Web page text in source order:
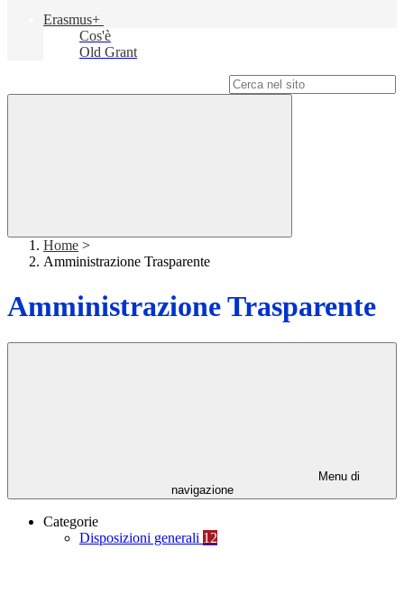
Erasmus+
Cos'è
Old Grant
Home >
Amministrazione Trasparente
Amministrazione Trasparente
Menu di
navigazione
Categorie
Disposizioni generali 12